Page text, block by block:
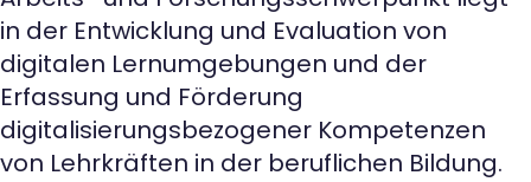
in der Entwicklung und Evaluation von
digitalen Lernumgebungen und der
Erfassung und Förderung
digitalisierungsbezogener Kompetenzen
von Lehrkräften in der beruflichen Bildung.